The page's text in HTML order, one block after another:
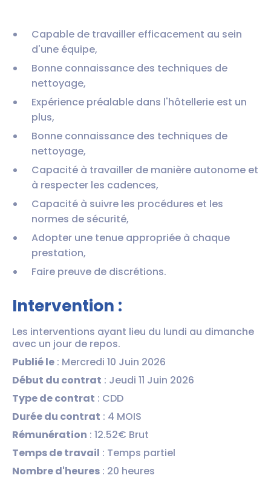
Capable de travailler efficacement au sein
d'une équipe,
Bonne connaissance des techniques de
nettoyage,
Expérience préalable dans l'hôtellerie est un
plus,
Bonne connaissance des techniques de
nettoyage,
Capacité à travailler de manière autonome et
à respecter les cadences,
Capacité à suivre les procédures et les
normes de sécurité,
Adopter une tenue appropriée à chaque
prestation,
Faire preuve de discrétions.
Intervention :
Les interventions ayant lieu du lundi au dimanche
avec un jour de repos.
Publié le : Mercredi 10 Juin 2026
Début du contrat : Jeudi 11 Juin 2026
Type de contrat : CDD
Durée du contrat : 4 MOIS
Rémunération : 12.52€ Brut
Temps de travail : Temps partiel
Nombre d'heures : 20 heures